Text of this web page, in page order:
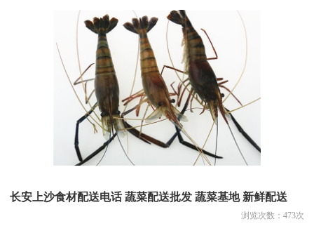
长安上沙食材配送电话 蔬菜配送批发 蔬菜基地 新鲜配送
浏览次数： 473次